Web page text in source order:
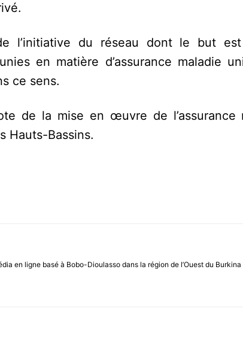
l’initiative du réseau dont le but
en matière d’assurance maladie
ce sens.
de la mise en œuvre de l’assurance
Hauts-Bassins.
en ligne basé à Bobo-Dioulasso dans la région de l’Ouest du Burkina